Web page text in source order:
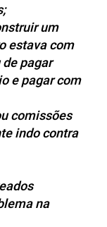
um
estava com
pagar
e pagar com
comissões
indo contra
na